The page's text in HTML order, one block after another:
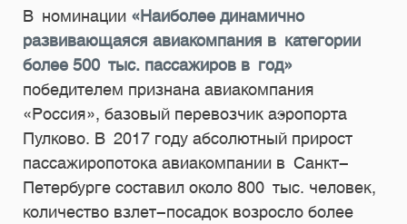
В номинации «Наиболее динамично
развивающаяся авиакомпания в категории
более 500 тыс. пассажиров в год»
победителем признана авиакомпания
«Россия», базовый перевозчик аэропорта
Пулково. В 2017 году абсолютный прирост
пассажиропотока авиакомпании в Санкт-
Петербурге составил около 800 тыс. человек,
количество взлет-посадок возросло более